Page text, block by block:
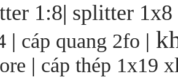
1:8| splitter 1x8
| cáp quang 2fo |
| cáp thép 1x19